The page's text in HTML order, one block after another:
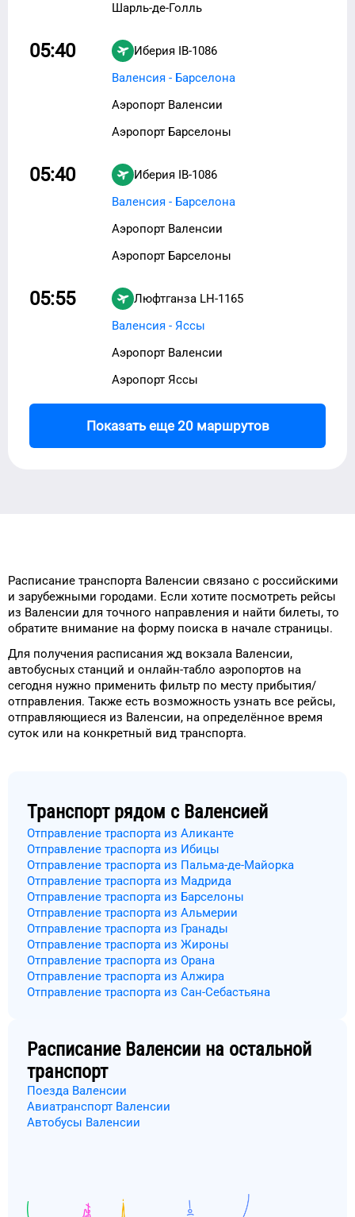
Шарль-де-Голль
05:40 Иберия IB-1086
Валенсия - Барселона
Аэропорт Валенсии
Аэропорт Барселоны
05:40 Иберия IB-1086
Валенсия - Барселона
Аэропорт Валенсии
Аэропорт Барселоны
05:55 Люфтганза LH-1165
Валенсия - Яссы
Аэропорт Валенсии
Аэропорт Яссы
Показать еще 20 маршрутов
Расписание транспорта Валенсии связано с российскими
и зарубежными городами. Если хотите посмотреть рейсы
из Валенсии для точного направления и найти билеты, то
обратите внимание на форму поиска в начале страницы.
Для получения расписания жд вокзала Валенсии,
автобусных станций и онлайн-табло аэропортов на
сегодня нужно применить фильтр по месту прибытия/
отправления. Также есть возможность узнать все рейсы,
отправляющиеся из Валенсии, на определённое время
суток или на конкретный вид транспорта.
Транспорт рядом с Валенсией
Отправление траспорта из Аликанте
Отправление траспорта из Ибицы
Отправление траспорта из Пальма-де-Майорка
Отправление траспорта из Мадрида
Отправление траспорта из Барселоны
Отправление траспорта из Альмерии
Отправление траспорта из Гранады
Отправление траспорта из Жироны
Отправление траспорта из Орана
Отправление траспорта из Алжира
Отправление траспорта из Сан-Себастьяна
Расписание Валенсии на остальной
транспорт
Поезда Валенсии
Авиатранспорт Валенсии
Автобусы Валенсии